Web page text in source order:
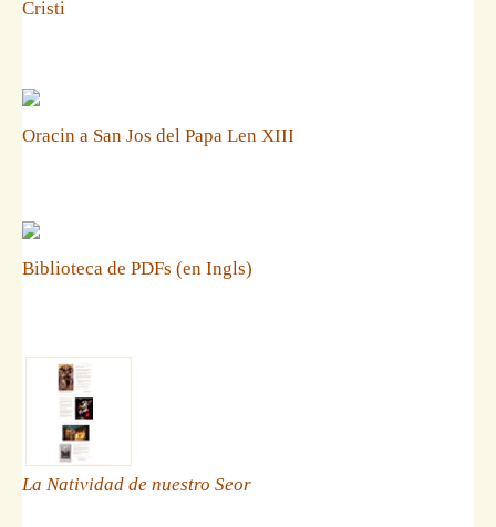
Cristi
Oracin a San Jos del Papa Len XIII
Biblioteca de PDFs (en Ingls)
La Natividad de nuestro Seor